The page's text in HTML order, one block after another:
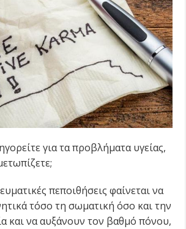
για τα προβλήματα υγείας,
πεποιθήσεις φαίνεται να
τόσο τη σωματική όσο και την
και να αυξάνουν τον βαθμό πόνου,